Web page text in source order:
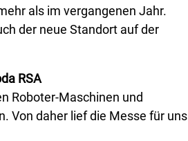
als im vergangenen Jahr.
der neue Standort auf der
RSA
Roboter-Maschinen und
Von daher lief die Messe für uns